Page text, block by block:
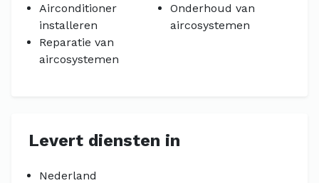
Airconditioner
installeren
Onderhoud van
aircosystemen
Reparatie van
aircosystemen
Levert diensten in
Nederland